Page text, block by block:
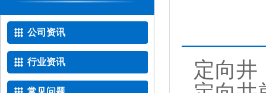
公司资讯
行业资讯
定向井